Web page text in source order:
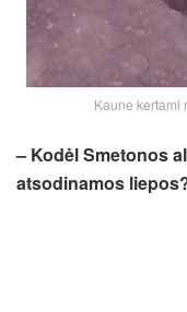
Kaune kertami
– Kodėl Smetonos
atsodinamos